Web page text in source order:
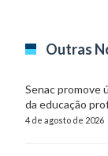
Outras
Senac promove
da educação
4 de agosto de 2026